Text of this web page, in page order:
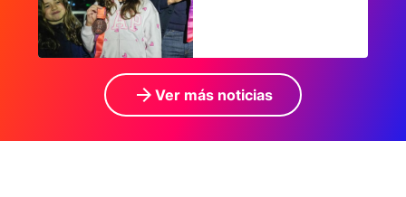
arrow_forward Ver más noticias